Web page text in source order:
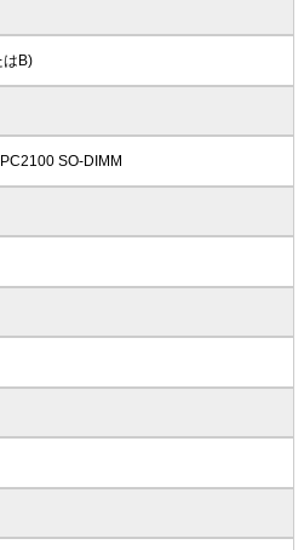
はB)
SO-DIMM